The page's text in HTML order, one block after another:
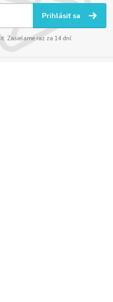
Prihlásiť sa
Zasielame raz za 14 dní.